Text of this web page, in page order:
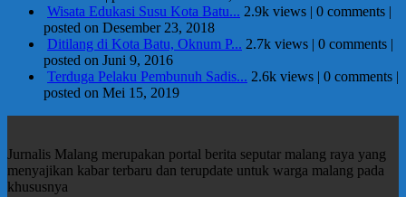
Wisata Edukasi Susu Kota Batu... 2.9k views | 0 comments |
posted on Desember 23, 2018
Ditilang di Kota Batu, Oknum P... 2.7k views | 0 comments |
posted on Juni 9, 2016
Terduga Pelaku Pembunuh Sadis... 2.6k views | 0 comments |
posted on Mei 15, 2019
Jurnalis Malang merupakan portal berita seputar malang raya yang
menyajikan kabar terbaru dan terupdate untuk warga malang pada
khususnya